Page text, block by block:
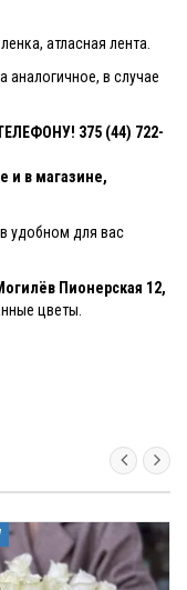
атласная лента.
в случае
375 (44) 722-
и в магазине,
удобном для вас
Пионерская 12,
цветы.